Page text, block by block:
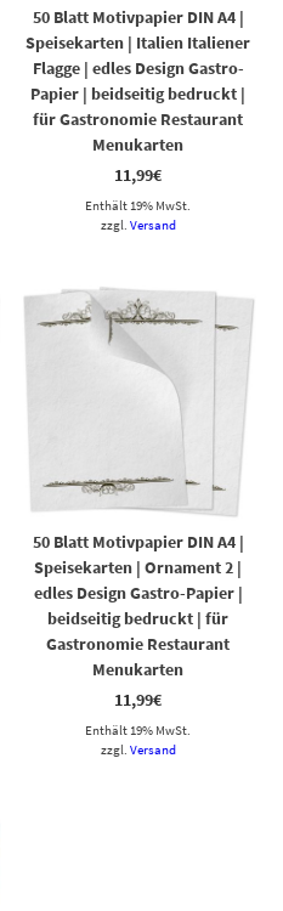
50 Blatt Motivpapier DIN A4 |
Speisekarten | Italien Italiener
Flagge | edles Design Gastro-
Papier | beidseitig bedruckt |
für Gastronomie Restaurant
Menukarten
11,99€
Enthält 19% MwSt.
zzgl. Versand
50 Blatt Motivpapier DIN A4 |
Speisekarten | Ornament 2 |
edles Design Gastro-Papier |
beidseitig bedruckt | für
Gastronomie Restaurant
Menukarten
11,99€
Enthält 19% MwSt.
zzgl. Versand